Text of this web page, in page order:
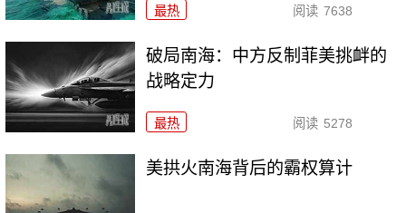
最热 阅读 7638
破局南海：中方反制菲美挑衅的
战略定力
最热 阅读 5278
美拱火南海背后的霸权算计